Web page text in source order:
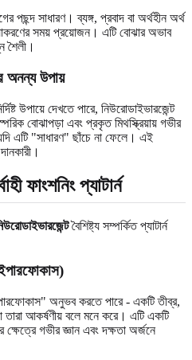
পছন্দ সাধারণ। ব্যঙ্গ, প্রবাদ বা অর্থহীন অর্থ
সময় প্রয়োজন। এটি বোঝার অভাব
শৈলী।
অনন্য উপায়
উপায়ে দেখতে পারে, নিউরোডাইভারজেন্ট
বোঝাপড়া এবং প্রকৃত মিথস্ক্রিয়ায় গভীর
এটি "সাধারণ" ছাঁচে না ফেলে। এই
ফাংশনিং প্যাটার্ন
বৈশিষ্ট্য সম্পর্কিত প্যাটার্ন
অনুভব করতে পারে - একটি তীব্র,
তারা আকর্ষণীয় বলে মনে করে। এটি একটি
গভীর জ্ঞান এবং দক্ষতা অর্জনে